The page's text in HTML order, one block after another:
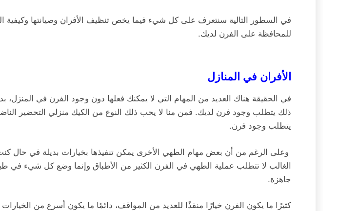
في السطور التالية سنتعرف على كل شيء فيما يخص تنظيف الأفران وصيانتها وكيفية
للمحافظة على الفرن لديك.
الأفران في المنازل
في الحقيقة هناك العديد من المهام التي لا يمكنك فعلها دون وجود الفرن في
ذلك يتطلب وجود فرن لديك. فمن منا لا يحب ذلك النوع من الكيك منزلي التحضير
يتطلب وجود فرن.
وعلى الرغم من أن بعض مهام الطهي الأخرى يمكن تنفيذها بخيارات بديلة في حال
الغالب لا تتطلب عملية الطهي في الفرن الكثير من الأطباق وإنما وضع كل شيء في
جاهزة.
كثيرًا ما يكون الفرن خيارًا منقذًا للعديد من المواقف، دائمًا ما يكون أسرع من